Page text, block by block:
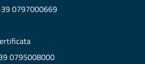
0797000669
0795008000